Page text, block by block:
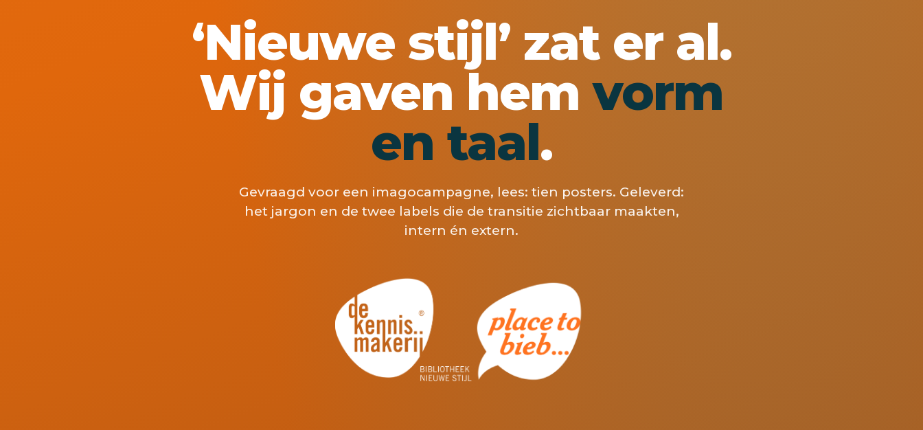
‘Nieuwe stijl’ zat er al.
Wij gaven hemvorm
en taal.
Gevraagd voor een imagocampagne, lees: tien posters. Geleverd:
het jargon en de twee labels die de transitie zichtbaar maakten,
intern én extern.